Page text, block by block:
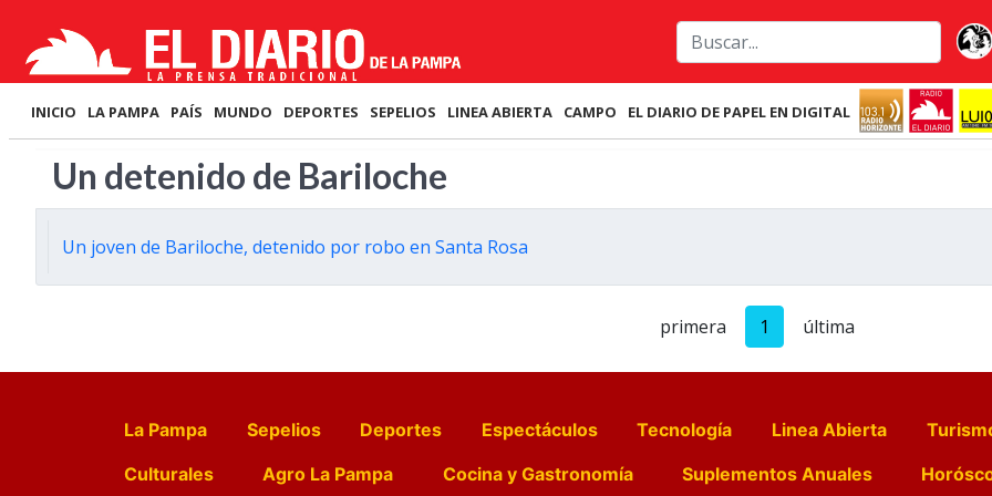
INICIO LA PAMPA PAÍS MUNDO DEPORTES SEPELIOS LINEA ABIERTA CAMPO EL DIARIO DE PAPEL EN DIGITAL
Un detenido de Bariloche
Un joven de Bariloche, detenido por robo en Santa Rosa
primera 1 última
La Pampa Sepelios Deportes Espectáculos Tecnología Linea Abierta
Culturales
Agro La Pampa Cocina y Gastronomía Suplementos Anuales